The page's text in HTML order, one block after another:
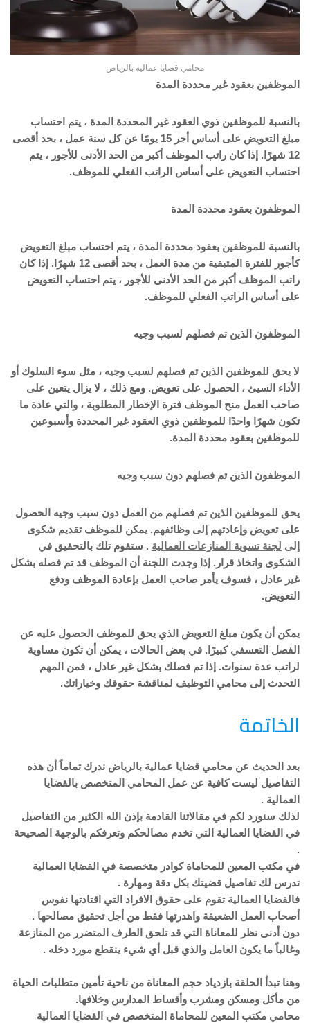
محامي قضايا عمالية بالرياض
الموظفين بعقود غير محددة المدة
بالنسبة للموظفين ذوي العقود غير المحددة المدة ، يتم احتساب
مبلغ التعويض على أساس أجر 15 يومًا عن كل سنة عمل ، بحد أقصى
12 شهرًا. إذا كان راتب الموظف أكبر من الحد الأدنى للأجور ، يتم
احتساب التعويض على أساس الراتب الفعلي للموظف.
الموظفون بعقود محددة المدة
بالنسبة للموظفين بعقود محددة المدة ، يتم احتساب مبلغ التعويض
كأجور للفترة المتبقية من مدة العمل ، بحد أقصى 12 شهرًا. إذا كان
راتب الموظف أكبر من الحد الأدنى للأجور ، يتم احتساب التعويض
على أساس الراتب الفعلي للموظف.
الموظفون الذين تم فصلهم لسبب وجيه
لا يحق للموظفين الذين تم فصلهم لسبب وجيه ، مثل سوء السلوك أو
الأداء السيئ ، الحصول على تعويض. ومع ذلك ، لا يزال يتعين على
صاحب العمل منح الموظف فترة الإخطار المطلوبة ، والتي عادة ما
تكون شهرًا واحدًا للموظفين ذوي العقود غير المحددة وأسبوعين
للموظفين بعقود محددة المدة.
الموظفون الذين تم فصلهم دون سبب وجيه
يحق للموظفين الذين تم فصلهم من العمل دون سبب وجيه الحصول
على تعويض وإعادتهم إلى وظائفهم. يمكن للموظف تقديم شكوى
إلى لجنة تسوية المنازعات العمالية . ستقوم تلك بالتحقيق في
الشكوى واتخاذ قرار. إذا وجدت اللجنة أن الموظف قد تم فصله بشكل
غير عادل ، فسوف يأمر صاحب العمل بإعادة الموظف ودفع
التعويض.
يمكن أن يكون مبلغ التعويض الذي يحق للموظف الحصول عليه عن
الفصل التعسفي كبيرًا. في بعض الحالات ، يمكن أن تكون مساوية
لراتب عدة سنوات. إذا تم فصلك بشكل غير عادل ، فمن المهم
التحدث إلى محامي التوظيف لمناقشة حقوقك وخياراتك.
الخاتمة
بعد الحديث عن محامي قضايا عمالية بالرياض ندرك تماماً أن هذه
التفاصيل ليست كافية عن عمل المحامي المتخصص بالقضايا
العمالية .
لذلك سنورد لكم في مقالاتنا القادمة بإذن الله الكثير من التفاصيل
في القضايا العمالية التي تخدم مصالحكم وتعرفكم بالوجهة الصحيحة
.
في مكتب المعين للمحاماة كوادر متخصصة في القضايا العمالية
تدرس لك تفاصيل قضيتك بكل دقة ومهارة .
فالقضايا العمالية تقوم على حقوق الافراد التي اقتادتها نفوس
أصحاب العمل الضعيفة واهدرتها فقط من أجل تحقيق مصالحها .
دون أدنى نظر للمعاناة التي قد تلحق الطرف المتضرر من المنازعة
وغالباً ما يكون العامل والذي قبل أي شيء ينقطع مورد دخله .
وهنا تبدأ الحلقة بازدياد حجم المعاناة من ناحية تأمين متطلبات الحياة
من مأكل ومسكن ومشرب وأقساط المدارس وخلافها.
محامي مكتب المعين للمحاماة المتخصص في القضايا العمالية